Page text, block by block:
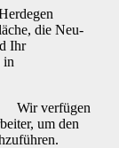
die Neu-
Ihr
in
Wir verfügen
um den